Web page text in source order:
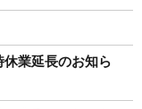
休業延長のお知ら